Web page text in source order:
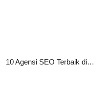
10 Agensi SEO Terbaik di Jakarta 2026 untuk Tingkatkan Peringkat Website Anda